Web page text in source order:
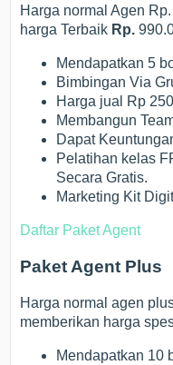
Harga normal Agen
harga Terbaik Rp.
Mendapatkan 5
Bimbingan Via
Harga jual Rp
Membangun
Dapat
Pelatihan kelas
Secara Gratis.
Marketing Kit
Daftar Paket Agent
Paket Agent Plus
Harga normal agen
memberikan harga
Mendapatkan 10